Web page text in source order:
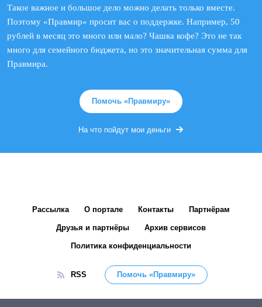
Такое важное и большое дело можно делать только вместе.
Поэтому «Правмир» просит вас о поддержке. Например, 50
рублей в месяц это много или мало? Чашка кофе? Это не так
много для семейного бюджета, но это значительная сумма для
Правмира.
Помочь «Правмиру»
На что пойдут мои деньги
Рассылка О портале Контакты Партнёрам
Друзья и партнёры Архив сервисов
Политика конфиденциальности
RSS Помочь «Правмиру»